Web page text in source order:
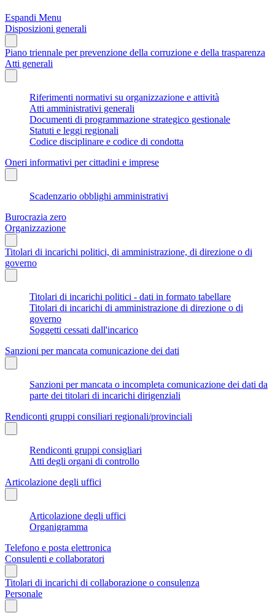
Espandi Menu
Disposizioni generali
Piano triennale per prevenzione della corruzione e della trasparenza
Atti generali
Riferimenti normativi su organizzazione e attività
Atti amministrativi generali
Documenti di programmazione strategico gestionale
Statuti e leggi regionali
Codice disciplinare e codice di condotta
Oneri informativi per cittadini e imprese
Scadenzario obblighi amministrativi
Burocrazia zero
Organizzazione
Titolari di incarichi politici, di amministrazione, di direzione o di
governo
Titolari di incarichi politici - dati in formato tabellare
Titolari di incarichi di amministrazione di direzione o di
governo
Soggetti cessati dall'incarico
Sanzioni per mancata comunicazione dei dati
Sanzioni per mancata o incompleta comunicazione dei dati da
parte dei titolari di incarichi dirigenziali
Rendiconti gruppi consiliari regionali/provinciali
Rendiconti gruppi consigliari
Atti degli organi di controllo
Articolazione degli uffici
Articolazione degli uffici
Organigramma
Telefono e posta elettronica
Consulenti e collaboratori
Titolari di incarichi di collaborazione o consulenza
Personale